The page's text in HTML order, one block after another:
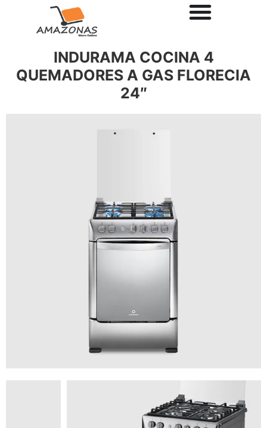
INDURAMA COCINA 4
QUEMADORES A GAS FLORECIA
24″